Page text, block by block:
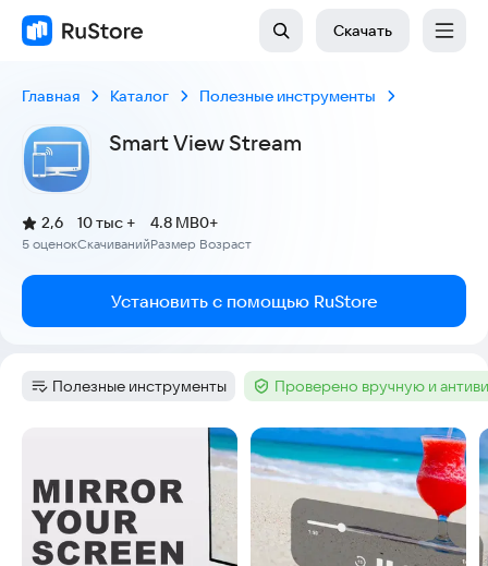
Скачать
Главная Каталог Полезные инструменты
Smart View Stream
Рейтинг:
2,6
(
5 оценок
)
Скачиваний
10 тыс +
Размер
4.8 MB
Возраст
0+
Установить с помощью RuStore
Категория:
Полезные инструменты Тег :Проверено вручную и
Скриншоты